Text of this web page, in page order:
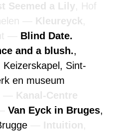
Seemed a Lily, Hof
Kleureyck,
Blind Date.
and a blush.,
Sint-
en museum
Kanal-Centre
Van Eyck in Bruges,
Intuition,